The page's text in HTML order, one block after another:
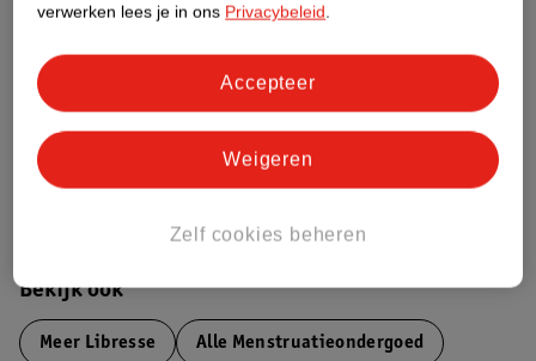
Nature Impact Score
Dit product heeft (nog) geen Nature
Impact Score.
Bekijk ook
Meer Libresse Alle Menstruatieondergoed
verwerken lees je in ons Privacybeleid.
Zelf cookies beheren
Weigeren
Accepteer